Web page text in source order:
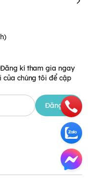
mỡ,
sữa đậu nành, muối,
kí tham gia ngay
của chúng tôi để cập
Đăng ký